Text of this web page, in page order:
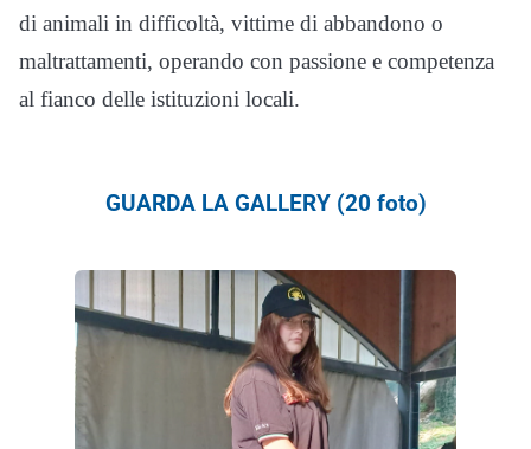
di animali in difficoltà, vittime di abbandono o
maltrattamenti, operando con passione e competenza
al fianco delle istituzioni locali.
GUARDA LA GALLERY (20 foto)